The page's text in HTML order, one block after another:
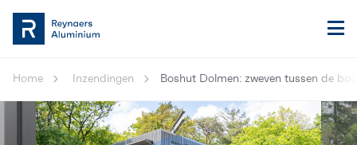
Home Inzendingen Boshut Dolmen: zweven tussen de